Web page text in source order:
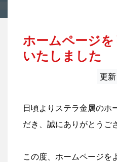
ホームページ
いたしました
更
日頃よりステラ金属のホ
だき、誠にありがとうご
この度、ホームページを